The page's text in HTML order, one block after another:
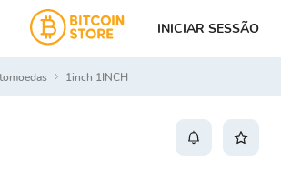
INICIAR SESSÃO
1inch 1INCH